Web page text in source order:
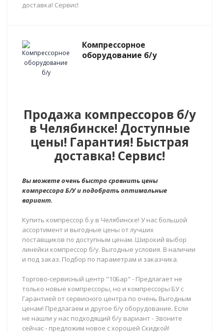
доставка! Сервис!
Компрессорное
оборудование б/у
Продажа компрессоров б/у
в Челябинске! Доступные
цены! Гарантия! Быстрая
доставка! Сервис!
Вы можете очень быстро сравнить цены
компрессора Б/У и подобрать оптимальные
вариант.
Купить компрессор б.у в Челябинске! У нас большой
ассортимент и выгодные цены от лучших
поставщиков по доступным ценам. Широкий выбор
линейки компрессор б/у. Выгодные условия. В наличии
и под заказ. Подбор по параметрам и заказчика.
Торгово-сервисный центр "10Бар" - Предлагает не
только новые компрессоры, но и компрессоры БУ с
Гарантией от сервисного центра по очень Выгодным
ценам! Предлагаем и другое б/у оборудование. Если
не нашли у нас подходящий б/у вариант - Звоните
сейчас - предложим новое с хорошей Скидкой!